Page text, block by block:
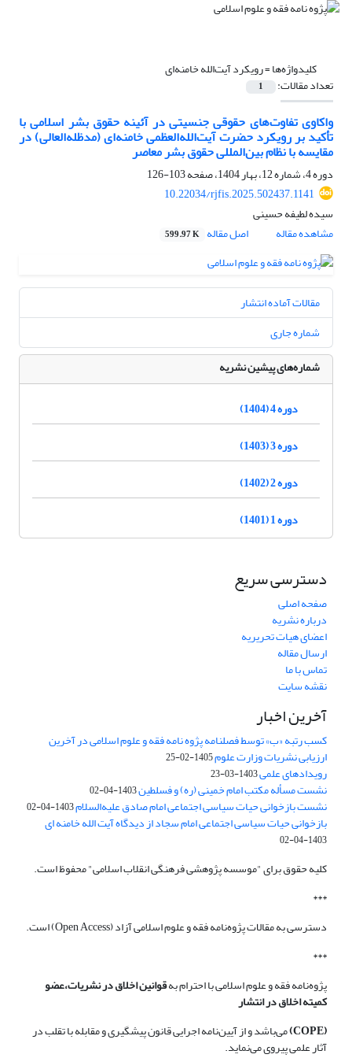
کلیدواژه‌ها =رویکرد آیت‌الله خامنه‌ای
تعداد مقالات: 1
واکاوی تفاوت‌های حقوقی جنسیتی در آئینه حقوق بشر اسلامی با
تأکید بر رویکرد حضرت آیت‌الله‌العظمی خامنه‌ای (مدظله‌العالی) در
مقایسه با نظام بین‌المللی حقوق بشر معاصر
دوره 4، شماره 12، بهار 1404، صفحه
103-126
10.22034/rjfis.2025.502437.1141
سیده لطیفه حسینی
مشاهده مقاله
اصل مقاله 599.97 K
مقالات آماده انتشار
شماره جاری
شماره‌های پیشین نشریه
دوره 4 (1404)
دوره 3 (1403)
دوره 2 (1402)
دوره 1 (1401)
دسترسی سریع
صفحه اصلی
درباره نشریه
اعضای هیات تحریریه
ارسال مقاله
تماس با ما
نقشه سایت
آخرین اخبار
کسب رتبه «ب» توسط فصلنامه پژوه نامه فقه و علوم اسلامی در آخرین
ارزیابی نشریات وزارت علوم1405-02-25
رویدادهای علمی1403-03-23
نشست مسأله مکتب امام خمینی (ره) و فسلطین1403-04-02
نشست بازخوانی حیات سیاسی اجتماعی امام صادق علیه‌السلام1403-04-02
بازخوانی حیات سیاسی اجتماعی امام سجاد از دیدگاه آیت الله خامنه ای
1403-04-02
کلیه حقوق برای "موسسه پژوهشی فرهنگی انقلاب اسلامی" محفوظ است.
***
دسترسی به مقالات پژوه‌نامه فقه و علوم اسلامی آزاد (Open Access) است.
***
پژوه‌نامه فقه و علوم اسلامی با احترام بهقوانین اخلاق در نشریات،عضو
کمیته اخلاق در انتشار
(COPE)
می‌باشد و از آیین‌نامه اجرایی قانون پیشگیری و مقابله با تقلب در
آثار علمی پیروی می‌نماید.